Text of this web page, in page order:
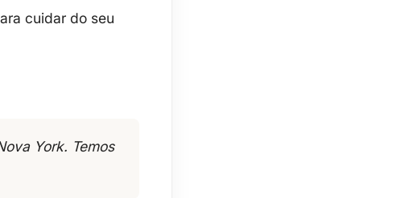
cuidar do seu
York. Temos